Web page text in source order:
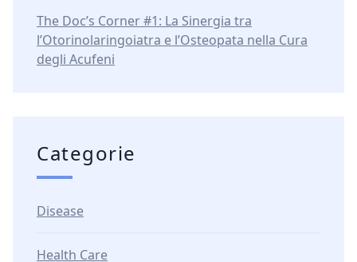
The Doc’s Corner #1: La Sinergia tra
l’Otorinolaringoiatra e l’Osteopata nella Cura
degli Acufeni
Categorie
Disease
Health Care